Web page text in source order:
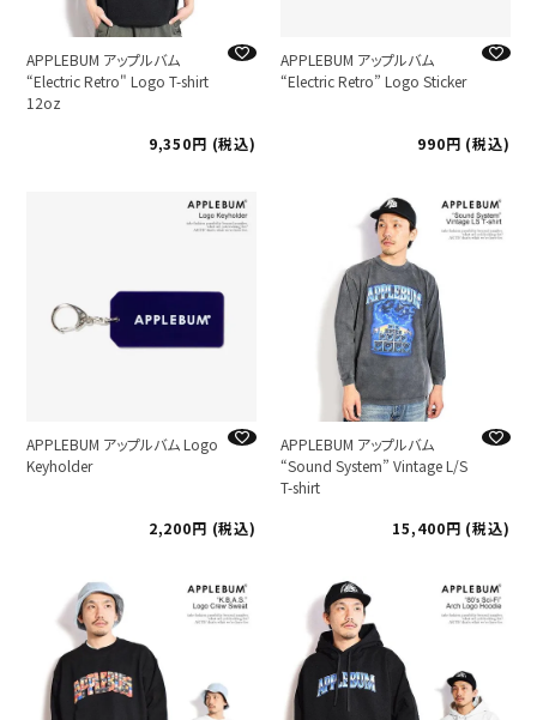
APPLEBUM アップルバム
“Electric Retro" Logo T-shirt
12oz
9,350
税込
APPLEBUM アップルバム
“Electric Retro” Logo Sticker
990 税込
APPLEBUM アップルバム Logo
Keyholder
2,200 税込
APPLEBUM アップルバム
“Sound System” Vintage L/S
T-shirt
15,400
税込